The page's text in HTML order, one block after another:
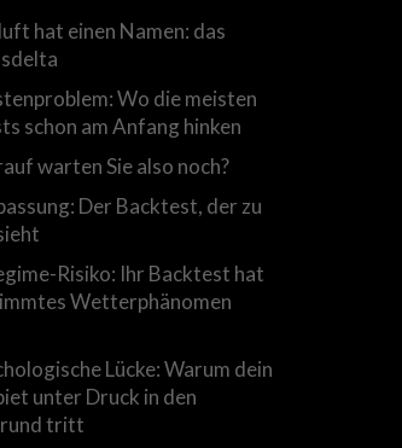
hat einen Namen: das
Wo die meisten
schon am Anfang hinken
warten Sie also noch?
Der Backtest, der zu
Risiko: Ihr Backtest hat
Wetterphänomen
Lücke: Warum dein
unter Druck in den
tritt